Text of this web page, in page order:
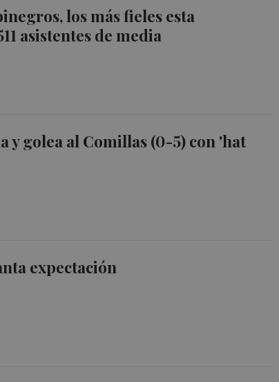
los más fieles esta
asistentes de media
y golea al Comillas (0-5) con 'hat
expectación